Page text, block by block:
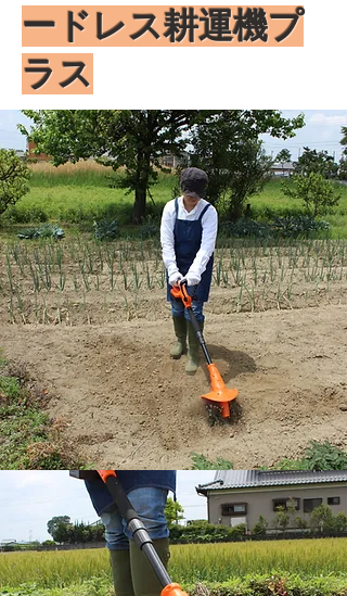
ードレス耕運機プ
ラス